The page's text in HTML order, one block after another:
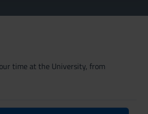
time at the University, from